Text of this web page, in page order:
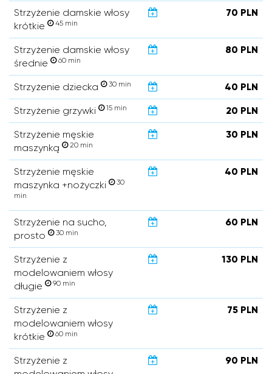
Strzyżenie damskie włosy
krótkie
45 min
70 PLN
Strzyżenie damskie włosy
średnie
60 min
80 PLN
Strzyżenie dziecka 30 min 40 PLN
Strzyżenie grzywki 15 min 20 PLN
Strzyżenie męskie
maszynką
20 min
30 PLN
Strzyżenie męskie
maszynka +nożyczki
30
min
40 PLN
Strzyżenie na sucho,
prosto
30 min
60 PLN
Strzyżenie z
modelowaniem włosy
długie
90 min
130 PLN
Strzyżenie z
modelowaniem włosy
krótkie
60 min
75 PLN
Strzyżenie z
90 PLN